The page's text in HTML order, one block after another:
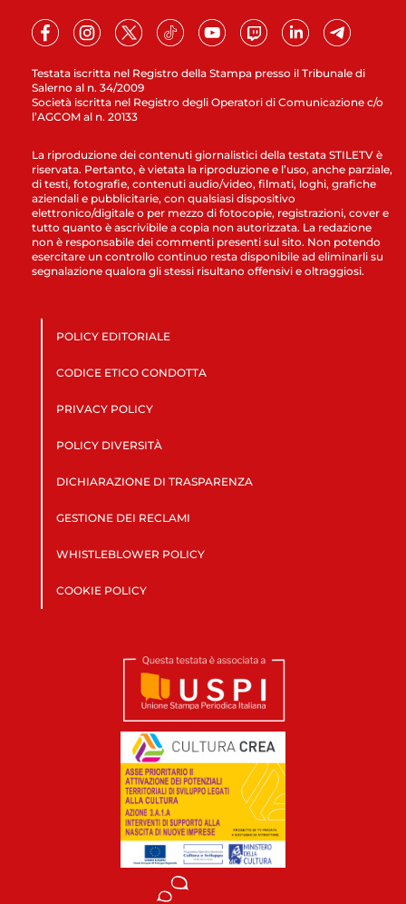
Testata iscritta nel Registro della Stampa presso il Tribunale di
Salerno al n. 34/2009
Società iscritta nel Registro degli Operatori di Comunicazione c/o
l’AGCOM al n. 20133
La riproduzione dei contenuti giornalistici della testata STILETV è
riservata. Pertanto, è vietata la riproduzione e l’uso, anche parziale,
di testi, fotografie, contenuti audio/video, filmati, loghi, grafiche
aziendali e pubblicitarie, con qualsiasi dispositivo
elettronico/digitale o per mezzo di fotocopie, registrazioni, cover e
tutto quanto è ascrivibile a copia non autorizzata. La redazione
non è responsabile dei commenti presenti sul sito. Non potendo
esercitare un controllo continuo resta disponibile ad eliminarli su
segnalazione qualora gli stessi risultano offensivi e oltraggiosi.
POLICY EDITORIALE
CODICE ETICO CONDOTTA
PRIVACY POLICY
POLICY DIVERSITÀ
DICHIARAZIONE DI TRASPARENZA
GESTIONE DEI RECLAMI
WHISTLEBLOWER POLICY
COOKIE POLICY